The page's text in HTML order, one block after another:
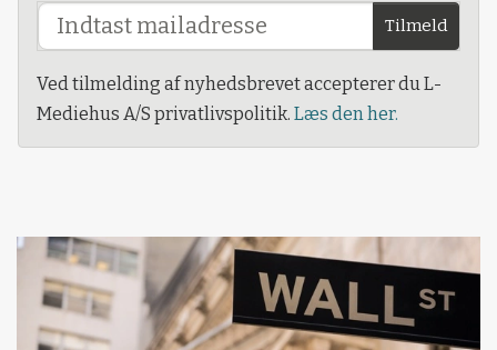
Tilmeld
Ved tilmelding af nyhedsbrevet accepterer du L-
Mediehus A/S privatlivspolitik. Læs den her.